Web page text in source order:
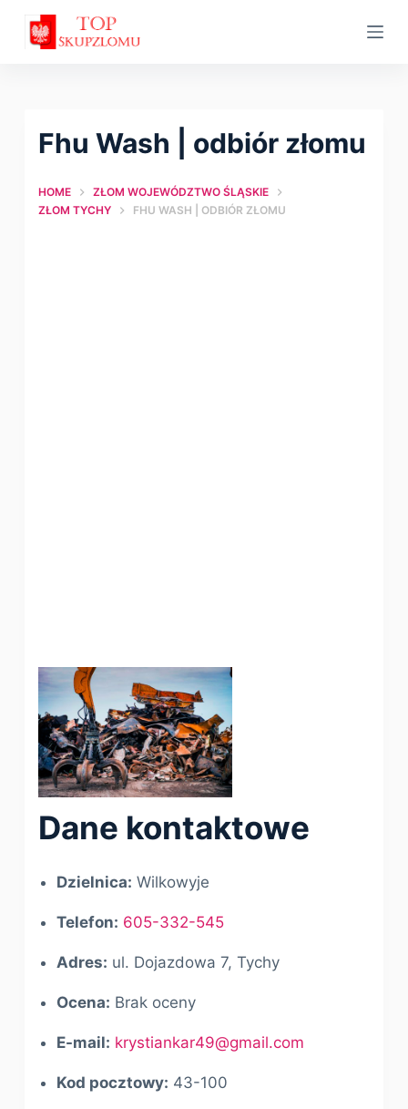
Fhu Wash | оdbiór złomu
HOME
ZŁOM WOJEWÓDZTWO ŚLĄSKIE
ZŁOM TYCHY
FHU WASH | ОDBIÓR ZŁOMU
Dane kontaktowe
Dzielnica: Wilkowyje
Telefon: 605-332-545
Adres: ul. Dojazdowa 7, Tychy
Ocena: Brak oceny
E-mail: krystiankar49@gmail.com
Kod pocztowy: 43-100